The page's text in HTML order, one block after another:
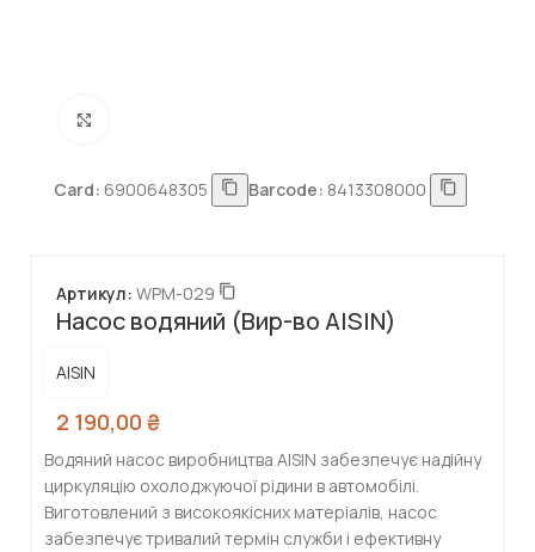
Card: 6900648305 Barcode: 8413308000
Насос водяний (Вир-во AISIN)
Артикул: WPM-029
AISIN
2 190,00 ₴
Водяний насос виробництва AISIN забезпечує надійну
циркуляцію охолоджуючої рідини в автомобілі.
Виготовлений з високоякісних матеріалів, насос
забезпечує тривалий термін служби і ефективну